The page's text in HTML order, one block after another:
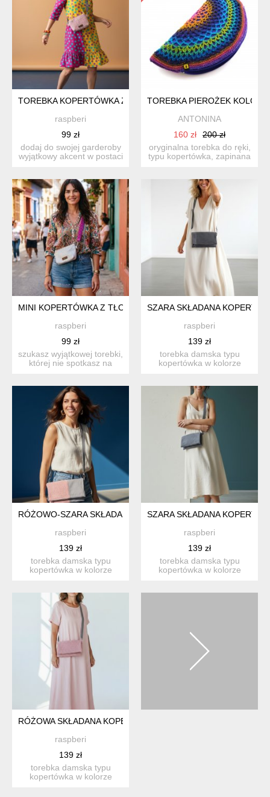
TOREBKA KOPERTÓWKA Z RÓŻOWEJ BUKLI "BARANEK" –
raspberi
99 zł
dodaj do swojej garderoby
wyjątkowy akcent w postaci
TOREBKA PIEROŻEK
ANTONINA
160 zł
200 zł
oryginalna torebka do ręki,
typu kopertówka, zapinana
MINI KOPERTÓWKA Z TŁOCZONEGO WELURU –
raspberi
99 zł
szukasz wyjątkowej torebki,
której nie spotkasz na
SZARA SKŁADANA
raspberi
139 zł
torebka damska typu
kopertówka w kolorze
RÓŻOWO-SZARA SKŁADANA KOPERTÓWKA BARANEK
raspberi
139 zł
torebka damska typu
kopertówka w kolorze
SZARA SKŁADANA
raspberi
139 zł
torebka damska typu
kopertówka w kolorze
RÓŻOWA SKŁADANA KOPERTÓWKA BARANEK
raspberi
139 zł
torebka damska typu
kopertówka w kolorze